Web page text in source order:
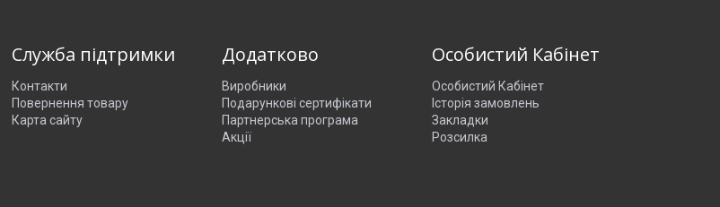
Служба підтримки
Контакти
Повернення товару
Карта сайту
Додатково
Виробники
Подарункові сертифікати
Партнерська програма
Акції
Особистий Кабінет
Особистий Кабінет
Історія замовлень
Закладки
Розсилка